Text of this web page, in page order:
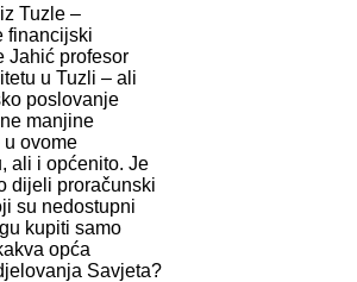
Tuzle –
financijski
Jahić profesor
u Tuzli – ali
poslovanje
manjine
u ovome
ali i općenito. Je
dijeli proračunski
su nedostupni
kupiti samo
opća
Savjeta?